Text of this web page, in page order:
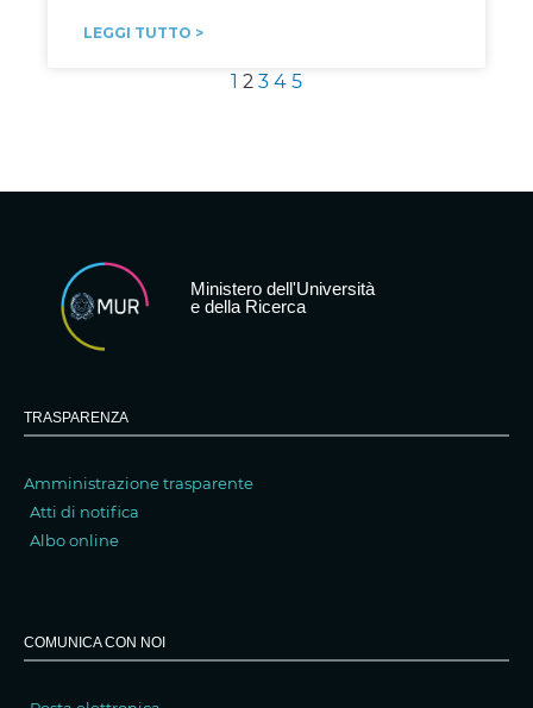
LEGGI TUTTO >
1 2 3 4 5
Ministero dell'Università
e della Ricerca
TRASPARENZA
Amministrazione trasparente
Atti di notifica
Albo online
COMUNICA CON NOI